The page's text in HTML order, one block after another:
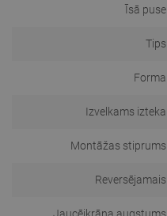
Īsā puse
Tips
Forma
Izvelkams izteka
Montāžas stiprums
Reversējamais
Jaucējkrāna augstums